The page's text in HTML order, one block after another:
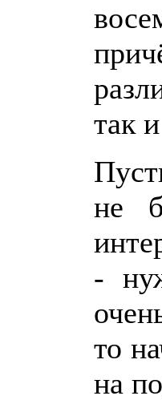
так
не
-
то
на